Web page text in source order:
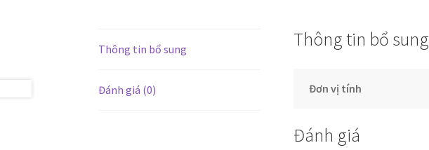
8lốc)
số
Thông tin bổ sung
Đánh giá (0)
Thông tin bổ sung
Đơn vị tính
Đánh giá